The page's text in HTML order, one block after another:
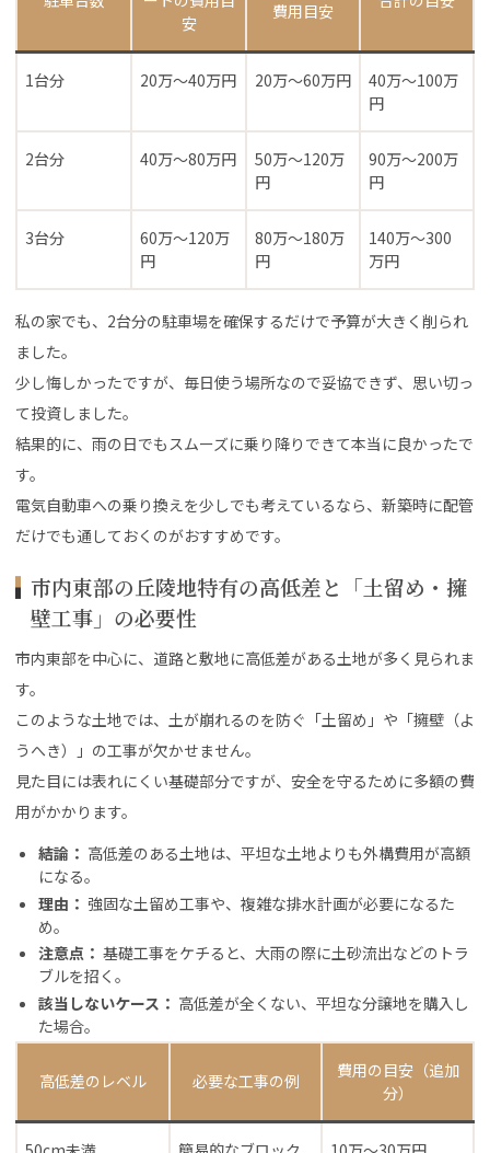
安
費用目安
1台分 20万〜40万円 20万〜60万円
40万〜100万
円
2台分 40万〜80万円
50万〜120万
円
90万〜200万
円
3台分
60万〜120万
円
80万〜180万
円
140万〜300
万円
私の家でも、2台分の駐車場を確保するだけで予算が大きく削られ
ました。
少し悔しかったですが、毎日使う場所なので妥協できず、思い切っ
て投資しました。
結果的に、雨の日でもスムーズに乗り降りできて本当に良かったで
す。
電気自動車への乗り換えを少しでも考えているなら、新築時に配管
だけでも通しておくのがおすすめです。
市内東部の丘陵地特有の高低差と「土留め・擁
壁工事」の必要性
市内東部を中心に、道路と敷地に高低差がある土地が多く見られま
す。
このような土地では、土が崩れるのを防ぐ「土留め」や「擁壁（よ
うへき）」の工事が欠かせません。
見た目には表れにくい基礎部分ですが、安全を守るために多額の費
用がかかります。
結論： 高低差のある土地は、平坦な土地よりも外構費用が高額
になる。
理由： 強固な土留め工事や、複雑な排水計画が必要になるた
め。
注意点： 基礎工事をケチると、大雨の際に土砂流出などのトラ
ブルを招く。
該当しないケース： 高低差が全くない、平坦な分譲地を購入し
た場合。
高低差のレベル 必要な工事の例
費用の目安（追加
分）